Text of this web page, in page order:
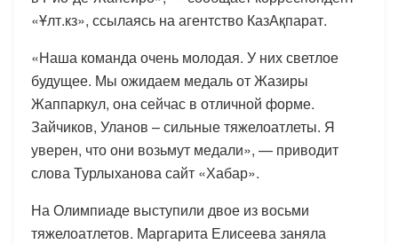
«Ұлт.кз», ссылаясь на агентство КазАқпарат.
«Наша команда очень молодая. У них светлое
будущее. Мы ожидаем медаль от Жазиры
Жаппаркул, она сейчас в отличной форме.
Зайчиков, Уланов – сильные тяжелоатлеты. Я
уверен, что они возьмут медали», — приводит
слова Турлыханова сайт «Хабар».
На Олимпиаде выступили двое из восьми
тяжелоатлетов. Маргарита Елисеева заняла